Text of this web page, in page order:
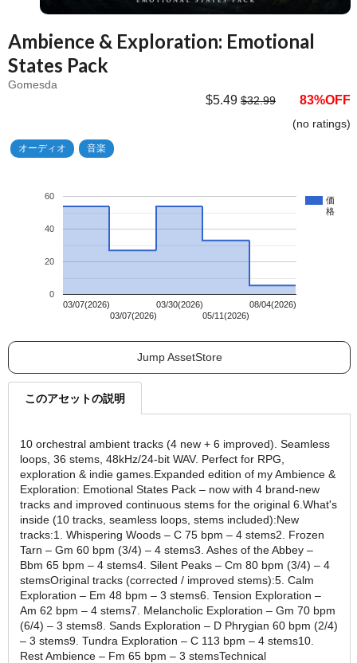
Ambience & Exploration: Emotional
States Pack
Gomesda
$5.49 $32.99 83%OFF
(no ratings)
オーディオ 音楽
価
格
03/07(2026)
03/07(2026)
03/30(2026)
05/11(2026)
08/04(2026)
0
20
40
60
Jump AssetStore
このアセットの説明
10 orchestral ambient tracks (4 new + 6 improved). Seamless
loops, 36 stems, 48kHz/24‑bit WAV. Perfect for RPG,
exploration & indie games.Expanded edition of my Ambience &
Exploration: Emotional States Pack – now with 4 brand‑new
tracks and improved continuous stems for the original 6.What's
inside (10 tracks, seamless loops, stems included):New
tracks:1. Whispering Woods – C 75 bpm – 4 stems2. Frozen
Tarn – Gm 60 bpm (3/4) – 4 stems3. Ashes of the Abbey –
Bbm 65 bpm – 4 stems4. Silent Peaks – Cm 80 bpm (3/4) – 4
stemsOriginal tracks (corrected / improved stems):5. Calm
Exploration – Em 48 bpm – 3 stems6. Tension Exploration –
Am 62 bpm – 4 stems7. Melancholic Exploration – Gm 70 bpm
(6/4) – 3 stems8. Sands Exploration – D Phrygian 60 bpm (2/4)
– 3 stems9. Tundra Exploration – C 113 bpm – 4 stems10.
Rest Ambience – Fm 65 bpm – 3 stemsTechnical